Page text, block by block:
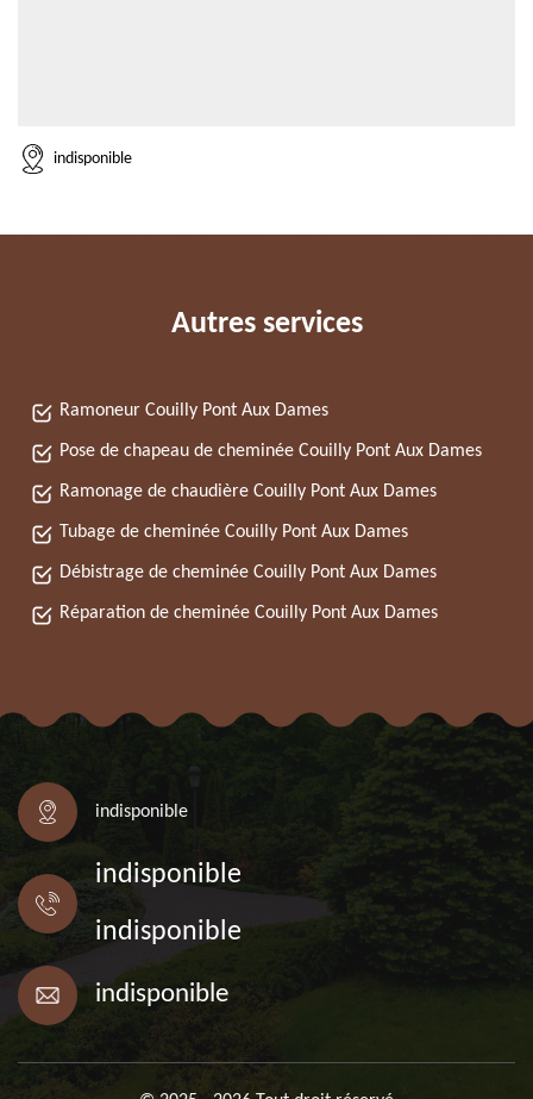
indisponible
Autres services
Ramoneur Couilly Pont Aux Dames
Pose de chapeau de cheminée Couilly Pont Aux Dames
Ramonage de chaudière Couilly Pont Aux Dames
Tubage de cheminée Couilly Pont Aux Dames
Débistrage de cheminée Couilly Pont Aux Dames
Réparation de cheminée Couilly Pont Aux Dames
indisponible
indisponible
indisponible
indisponible